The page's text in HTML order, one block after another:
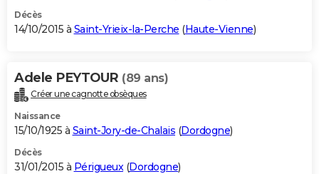
Décès
14/10/2015 à Saint-Yrieix-la-Perche (Haute-Vienne)
Adele PEYTOUR (89 ans)
Créer une cagnotte obsèques
Naissance
15/10/1925 à Saint-Jory-de-Chalais (Dordogne)
Décès
31/01/2015 à Périgueux(Dordogne)